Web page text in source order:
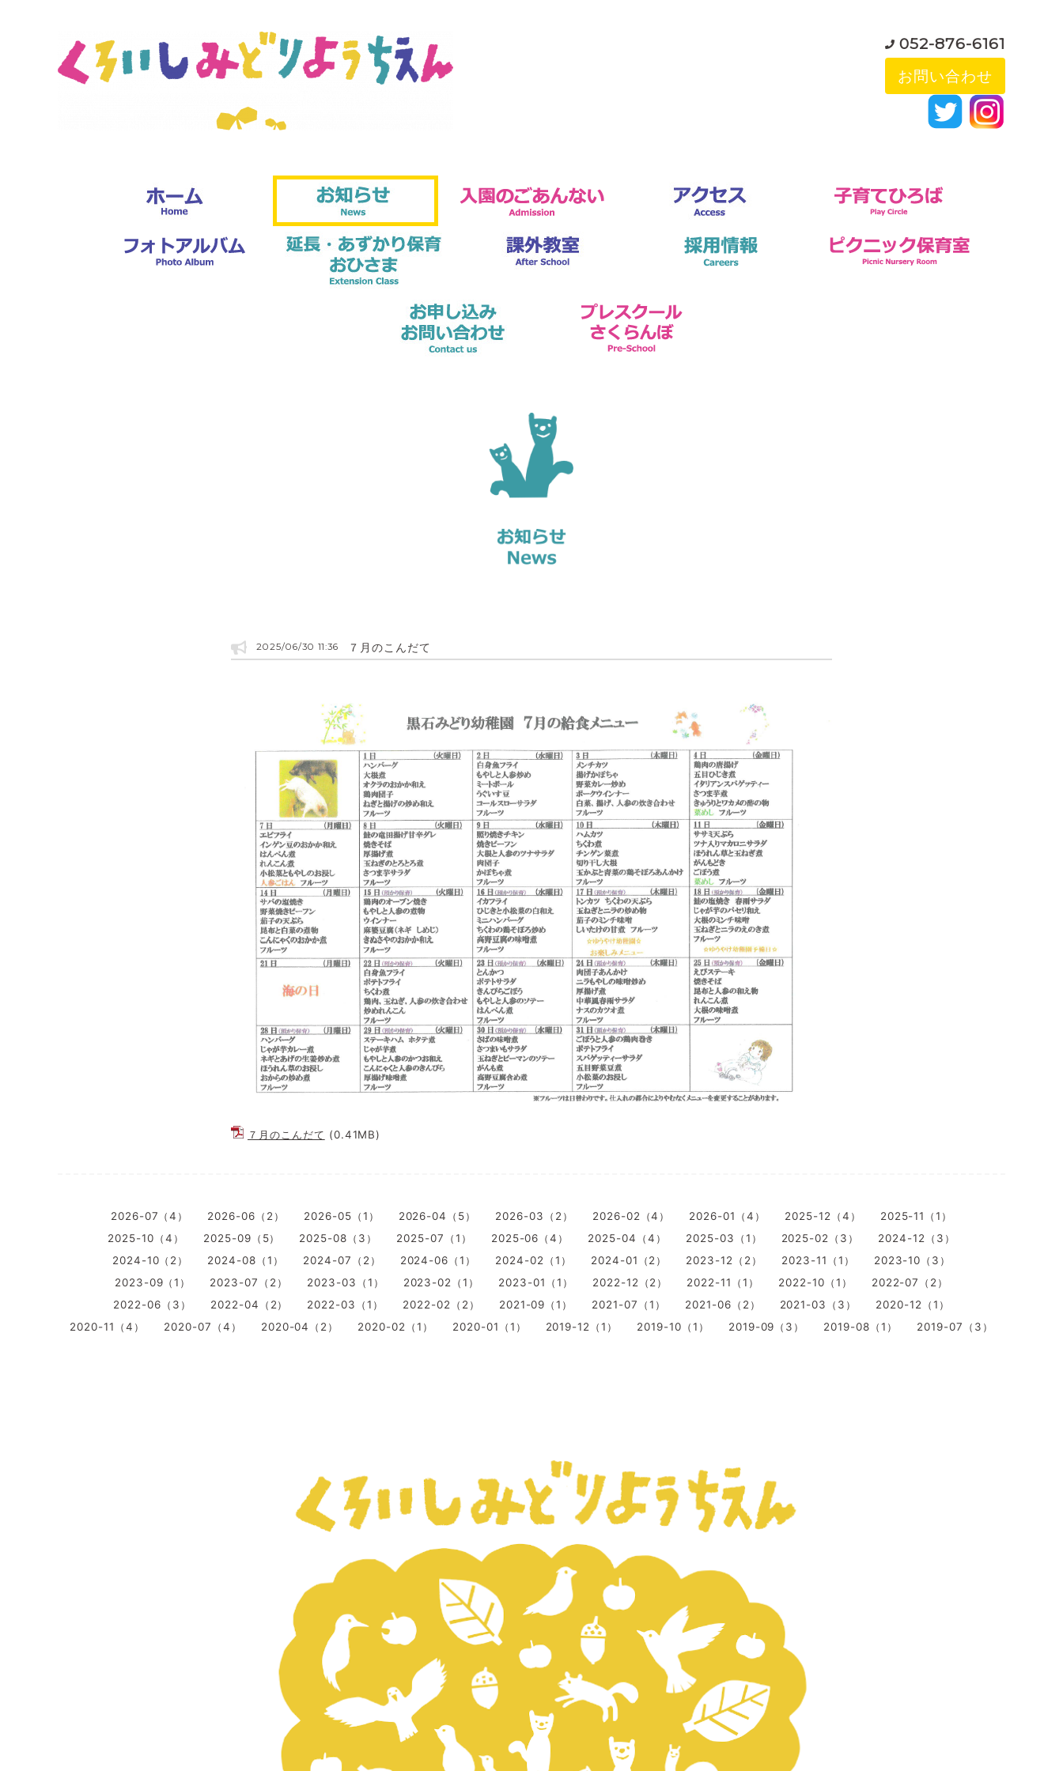
052-876-6161
お問い合わせ
2025/06/30 11:36 ７月のこんだて
７月のこんだて (0.41MB)
2026-07（4） 2026-06（2） 2026-05（1） 2026-04（5） 2026-03（2） 2026-02（4） 2026-01（4） 2025-12（4）
2025-11（1）
2025-10（4）
2025-09（5） 2025-08（3） 2025-07（1） 2025-06（4） 2025-04（4） 2025-03（1） 2025-02（3）
2024-12（3）
2024-10（2）
2024-08（1） 2024-07（2） 2024-06（1） 2024-02（1） 2024-01（2） 2023-12（2） 2023-11（1）
2023-10（3）
2023-09（1）
2023-07（2） 2023-03（1） 2023-02（1） 2023-01（1） 2022-12（2） 2022-11（1） 2022-10（1）
2022-07（2）
2022-06（3）
2022-04（2） 2022-03（1） 2022-02（2） 2021-09（1） 2021-07（1） 2021-06（2） 2021-03（3）
2020-12（1）
2020-11（4）
2020-07（4） 2020-04（2） 2020-02（1） 2020-01（1） 2019-12（1） 2019-10（1） 2019-09（3） 2019-08（1） 2019-07（3）